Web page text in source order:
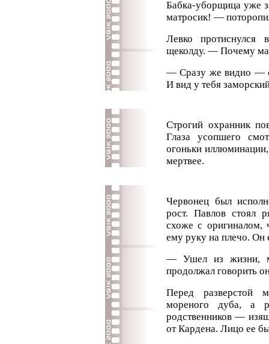
Бабка-уборщица уже
матросик! —
Левко
щеколду. — Почему
— Сразу же видно —
И вид у тебя
Строгий охранник
Глаза усопшего
огоньки
мертвее.
Червонец был
рост. Павлов стоял
схоже с оригиналом,
ему руку на плечо. Он
— Ушел из жизни,
продолжал говорить
Перед разверстой
мореного дуба, а
родственников —
от Кардена. Лицо ее